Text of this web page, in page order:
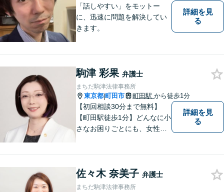
「話しやすい」をモットー
に、迅速に問題を解決してい
きます。
詳細を見
る
駒津 彩果 弁護士
まちだ駒津法律事務所
東京都|町田市 町田駅 から徒歩1分
【初回相談30分まで無料】
【町田駅徒歩1分】どんなに小
さなお困りごとにも、女性弁
詳細を見
る
佐々木 奈美子 弁護士
まちだ駒津法律事務所